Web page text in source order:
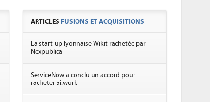
ARTICLES FUSIONS ET ACQUISITIONS
La start-up lyonnaise Wikit rachetée par
Nexpublica
ServiceNow a conclu un accord pour
racheter ai.work